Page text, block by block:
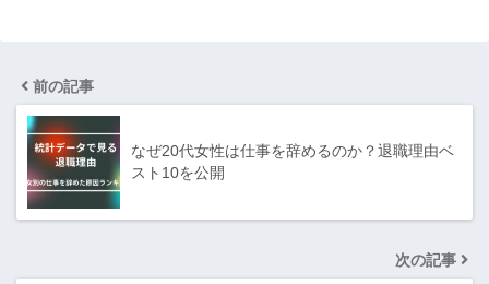
前の記事
なぜ20代女性は仕事を辞めるのか？退職理由ベ
スト10を公開
次の記事